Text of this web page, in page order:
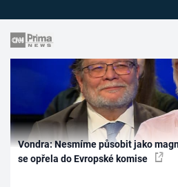
Vondra: Nesmíme působit jako
se opřela do Evropské komise